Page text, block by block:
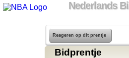
Nederlands
Reageren op dit prentje
Bidprentje